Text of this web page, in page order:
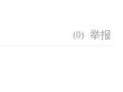
(0)